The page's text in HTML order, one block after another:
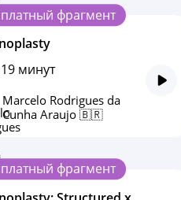
фрагмент
минут
Marcelo Rodrigues da
Cunha Araujo 🇧🇷
фрагмент